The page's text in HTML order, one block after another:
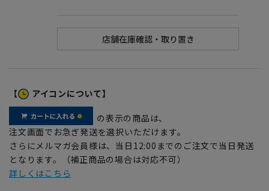
【 アイコンについて】
の表示の商品は、
注文画面でお急ぎ発送を選択いただけます。
さらにメルマガ会員様は、当日12:00までのご注文で当日発送
となります。（補正商品の場合は対応不可）
詳しくはこちら